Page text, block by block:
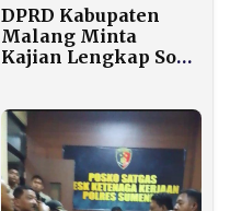
DPRD Kabupaten
Malang Minta
Kajian Lengkap Soal
Selatan Stadion
Kanjuruhan